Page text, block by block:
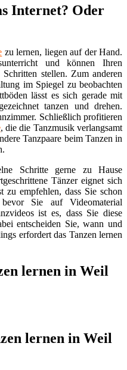
Internet? Oder
zu lernen, liegen auf der Hand.
und können Ihren
stellen. Zum anderen
im Spiegel zu beobachten
lässt es sich gerade mit
tanzen und drehen.
Schließlich profitieren
, die die Tanzmusik verlangsamt
Tanzpaare beim Tanzen in
Schritte gerne zu Hause
Tänzer eignet sich
zu empfehlen, dass Sie schon
bevor Sie auf Videomaterial
ist es, dass Sie diese
entscheiden Sie, wann und
erfordert das Tanzen lernen
lernen in Weil
lernen in Weil